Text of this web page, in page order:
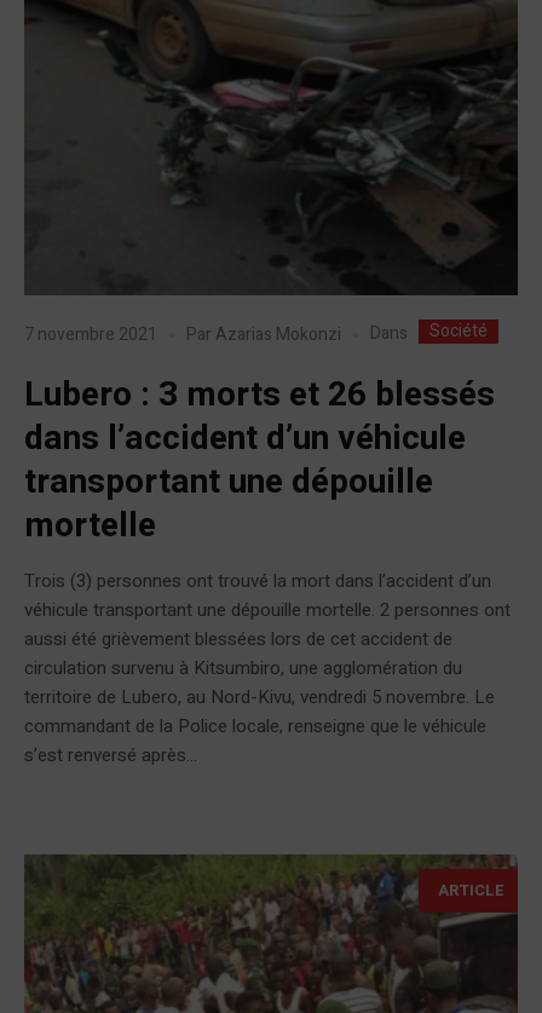
7 novembre 2021 Par Azarias Mokonzi Dans Société
Lubero : 3 morts et 26 blessés
dans l’accident d’un véhicule
transportant une dépouille
mortelle
Trois (3) personnes ont trouvé la mort dans l’accident d’un
véhicule transportant une dépouille mortelle. 2 personnes ont
aussi été grièvement blessées lors de cet accident de
circulation survenu à Kitsumbiro, une agglomération du
territoire de Lubero, au Nord-Kivu, vendredi 5 novembre. Le
commandant de la Police locale, renseigne que le véhicule
s’est renversé après...
ARTICLE